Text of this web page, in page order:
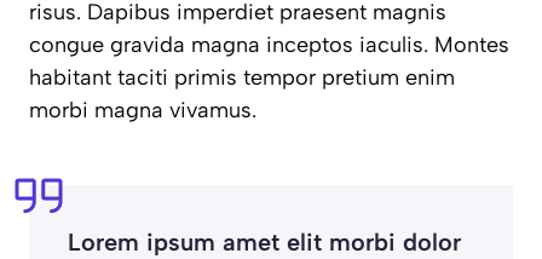
risus. Dapibus imperdiet praesent magnis
congue gravida magna inceptos iaculis. Montes
habitant taciti primis tempor pretium enim
morbi magna vivamus.
Lorem ipsum amet elit morbi dolor